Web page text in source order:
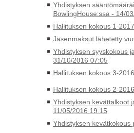
Yhdistyksen
BowlingHouse:ssa - 14/
Hallituksen kokous 1-
Jäsenmaksut lähetetty
Yhdistyksen syyskokous
31/10/2016 07:05
Hallituksen kokous 3-
Hallituksen kokous 2-
Yhdistyksen kevättalkoot
11/05/2016 19:15
Yhdistyksen